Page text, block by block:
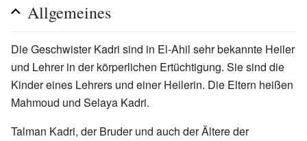
Allgemeines
Die Geschwister Kadri sind in El-Ahil sehr bekannte Heiler
und Lehrer in der körperlichen Ertüchtigung. Sie sind die
Kinder eines Lehrers und einer Heilerin. Die Eltern heißen
Mahmoud und Selaya Kadri.
Talman Kadri, der Bruder und auch der Ältere der